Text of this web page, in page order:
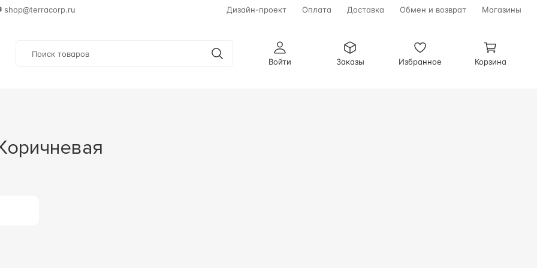
shop@terracorp.ru Дизайн-проект Оплата Доставка Обмен и возврат Магазины
Войти Заказы Избранное Корзина